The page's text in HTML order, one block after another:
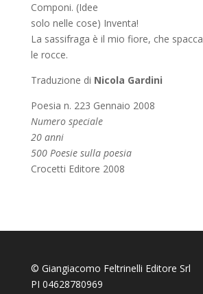
Componi. (Idee
solo nelle cose) Inventa!
La sassifraga è il mio fiore, che spacca
le rocce.
Traduzione di Nicola Gardini
Poesia n. 223 Gennaio 2008
Numero speciale
20 anni
500 Poesie sulla poesia
Crocetti Editore 2008
© Giangiacomo Feltrinelli Editore Srl
PI 04628780969